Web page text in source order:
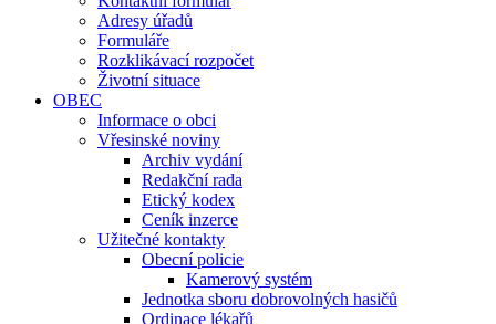
Adresy úřadů
Formuláře
Rozklikávací rozpočet
Životní situace
OBEC
Informace o obci
Vřesinské noviny
Archiv vydání
Redakční rada
Etický kodex
Ceník inzerce
Užitečné kontakty
Obecní policie
Kamerový systém
Jednotka sboru dobrovolných hasičů
Ordinace lékařů